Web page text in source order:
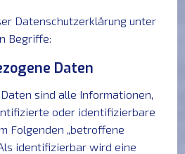
Datenschutzerklärung unter
Begriffe:
Daten
sind alle Informationen,
oder identifizierbare
Folgenden „betroffene
identifizierbar wird eine